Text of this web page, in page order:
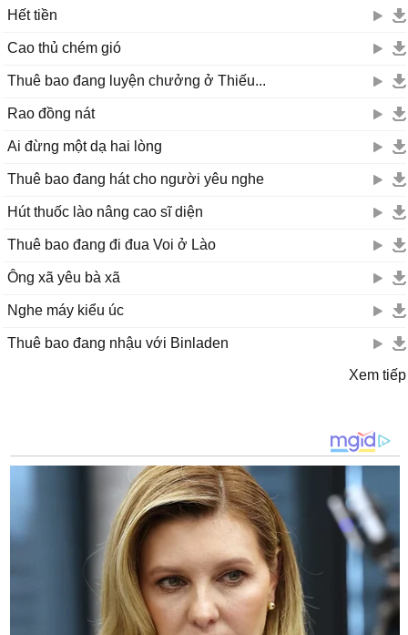
Hết tiền
Cao thủ chém gió
Thuê bao đang luyện chưởng ở Thiếu...
Rao đồng nát
Ai đừng một dạ hai lòng
Thuê bao đang hát cho người yêu nghe
Hút thuốc lào nâng cao sĩ diện
Thuê bao đang đi đua Voi ở Lào
Ông xã yêu bà xã
Nghe máy kiểu úc
Thuê bao đang nhậu với Binladen
Xem tiếp